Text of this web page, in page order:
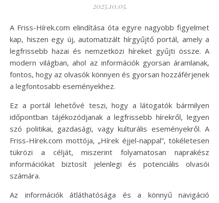
2025.10.05.
A Friss-Hírek.com elindítása óta egyre nagyobb figyelmet
kap, hiszen egy új, automatizált hírgyűjtő portál, amely a
legfrissebb hazai és nemzetközi híreket gyűjti össze. A
modern világban, ahol az információk gyorsan áramlanak,
fontos, hogy az olvasók könnyen és gyorsan hozzáférjenek
a legfontosabb eseményekhez.
Ez a portál lehetővé teszi, hogy a látogatók bármilyen
időpontban tájékozódjanak a legfrissebb hírekről, legyen
szó politikai, gazdasági, vagy kulturális eseményekről. A
Friss-Hírek.com mottója, „Hírek éjjel-nappal”, tökéletesen
tükrözi a célját, miszerint folyamatosan naprakész
információkat biztosít jelenlegi és potenciális olvasói
számára.
Az információk átláthatósága és a könnyű navigáció